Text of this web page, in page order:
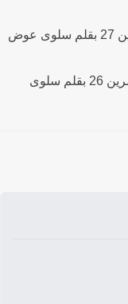
رواية أميرة الزين الفصل السادس والعشرين 26 بقلم سلوى